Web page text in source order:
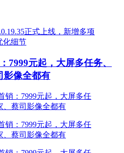
7999元起，大屏多任务、
影像全都有